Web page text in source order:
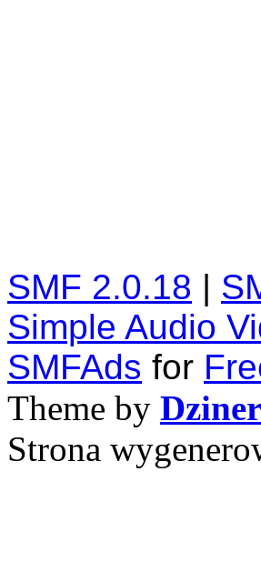
SMF 2.0.18 |
Simple Audio
SMFAds for
Theme by
Strona